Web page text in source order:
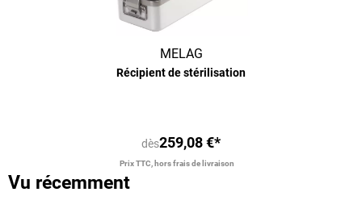
MELAG
Récipient de stérilisation
dès259,08 €*
Prix TTC, hors frais de livraison
Vu récemment